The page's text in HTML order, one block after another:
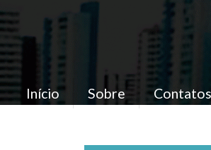
Início Sobre Contatos